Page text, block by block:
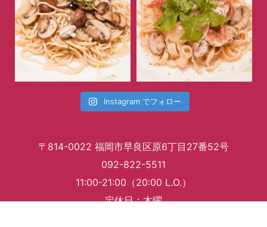
Instagram でフォロー
〒814-0022 福岡市早良区原6丁目27番52号
092-822-5511
11:00-21:00（20:00 L.O.）
定休日：木曜